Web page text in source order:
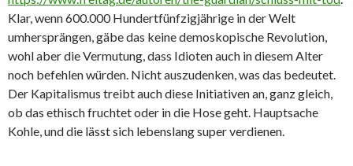
Klar, wenn 600.000 Hundertfünfzigjährige in der Welt
umhersprängen, gäbe das keine demoskopische Revolution,
wohl aber die Vermutung, dass Idioten auch in diesem Alter
noch befehlen würden. Nicht auszudenken, was das bedeutet.
Der Kapitalismus treibt auch diese Initiativen an, ganz gleich,
ob das ethisch fruchtet oder in die Hose geht. Hauptsache
Kohle, und die lässt sich lebenslang super verdienen.